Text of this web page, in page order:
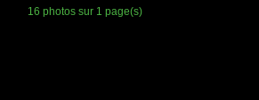
16 photos sur 1 page(s)